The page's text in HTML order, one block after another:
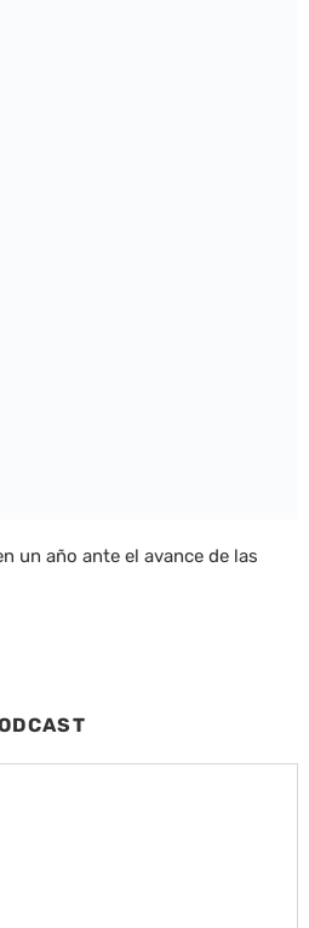
un año ante el avance de las